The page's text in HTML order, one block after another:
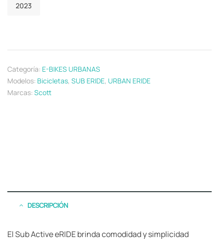
2023
Categoría: E-BIKES URBANAS
Modelos: Bicicletas, SUB ERIDE, URBAN ERIDE
Marcas: Scott
DESCRIPCIÓN
El Sub Active eRIDE brinda comodidad y simplicidad